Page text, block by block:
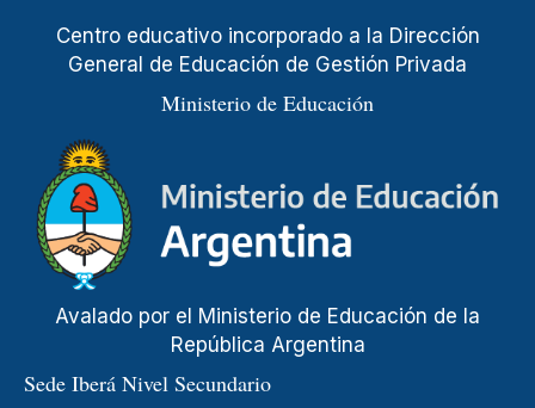
Centro educativo incorporado a la Dirección
General de Educación de Gestión Privada
Ministerio de Educación
Avalado por el Ministerio de Educación de la
República Argentina
Sede Iberá Nivel Secundario